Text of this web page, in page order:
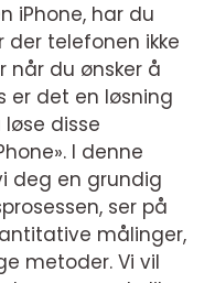
iPhone, har du
der telefonen ikke
når du ønsker å
er det en løsning
disse
I denne
deg en grundig
ser på
målinger,
metoder. Vi vil